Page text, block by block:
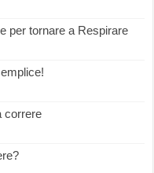
per tornare a Respirare
correre